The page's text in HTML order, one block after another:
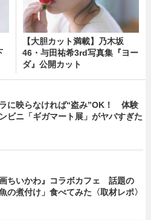
【大胆カット満載】乃木坂
46・与田祐希3rd写真集『ヨー
ダ』公開カット
に映らなければ“盗み”OK！ 体験
ビニ「ギガマート展」がヤバすぎた
画ちいかわ』コラボカフェ 話題の
魚の煮付け」食べてみた〈取材レポ〉